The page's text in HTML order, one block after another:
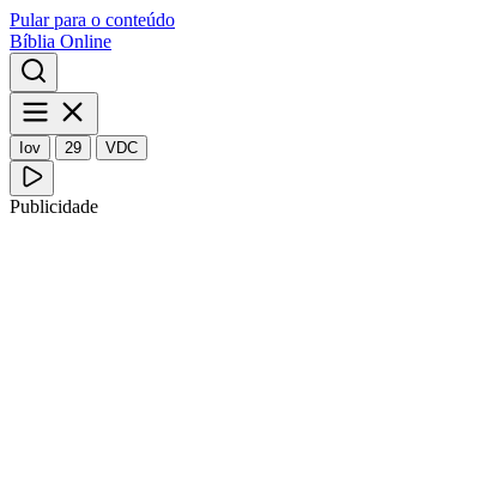
Pular para o conteúdo
Bíblia Online
Iov 29 VDC
Publicidade